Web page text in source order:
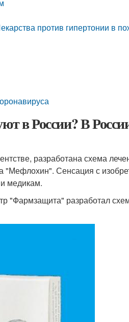
против гипертонии в
в России? В
разработана схема
"Мефлохин". Сенсация с
медикам.
"Фармзащита" разработал